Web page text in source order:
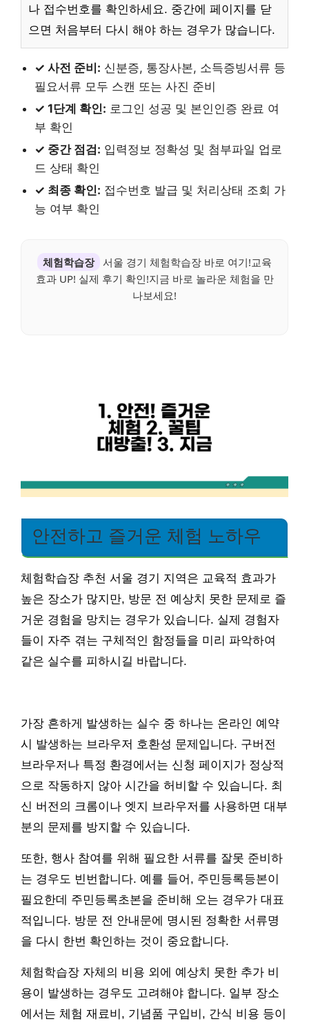
나 접수번호를 확인하세요. 중간에 페이지를 닫
으면 처음부터 다시 해야 하는 경우가 많습니다.
✓ 사전 준비: 신분증, 통장사본, 소득증빙서류 등
필요서류 모두 스캔 또는 사진 준비
✓ 1단계 확인: 로그인 성공 및 본인인증 완료 여
부 확인
✓ 중간 점검: 입력정보 정확성 및 첨부파일 업로
드 상태 확인
✓ 최종 확인: 접수번호 발급 및 처리상태 조회 가
능 여부 확인
체험학습장 서울 경기 체험학습장 바로 여기!교육
효과 UP! 실제 후기 확인!지금 바로 놀라운 체험을 만
나보세요!
안전하고 즐거운 체험 노하우
체험학습장 추천 서울 경기 지역은 교육적 효과가
높은 장소가 많지만, 방문 전 예상치 못한 문제로 즐
거운 경험을 망치는 경우가 있습니다. 실제 경험자
들이 자주 겪는 구체적인 함정들을 미리 파악하여
같은 실수를 피하시길 바랍니다.
가장 흔하게 발생하는 실수 중 하나는 온라인 예약
시 발생하는 브라우저 호환성 문제입니다. 구버전
브라우저나 특정 환경에서는 신청 페이지가 정상적
으로 작동하지 않아 시간을 허비할 수 있습니다. 최
신 버전의 크롬이나 엣지 브라우저를 사용하면 대부
분의 문제를 방지할 수 있습니다.
또한, 행사 참여를 위해 필요한 서류를 잘못 준비하
는 경우도 빈번합니다. 예를 들어, 주민등록등본이
필요한데 주민등록초본을 준비해 오는 경우가 대표
적입니다. 방문 전 안내문에 명시된 정확한 서류명
을 다시 한번 확인하는 것이 중요합니다.
체험학습장 자체의 비용 외에 예상치 못한 추가 비
용이 발생하는 경우도 고려해야 합니다. 일부 장소
에서는 체험 재료비, 기념품 구입비, 간식 비용 등이